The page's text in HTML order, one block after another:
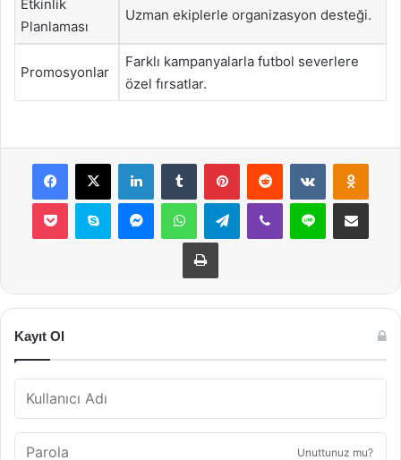
Etkinlik
Planlaması
Uzman ekiplerle organizasyon desteği.
Promosyonlar
Farklı kampanyalarla futbol severlere
özel fırsatlar.
Facebook
X LinkedInTumblr PinterestReddit VKontakte
Pocket Skype MessengerWhatsAppTelegramViber Line E-Posta ile
Yazdır
Kayıt Ol
Unuttunuz mu?